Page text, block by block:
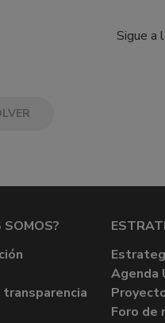
Sigue a
SOMOS?
Agenda
Foro de